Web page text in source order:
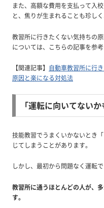
また、高額な費用を支払って入
と、焦りが生まれることも珍しく
教習所に行きたくない気持ちの
については、こちらの記事を参考
【関連記事】 自動車教習所に行
原因と楽になる対処法
「運転に向いてない
技能教習でうまくいかないとき
じてしまうことがあります。
しかし、最初から問題なく運転
教習所に通うほとんどの人が、
す。